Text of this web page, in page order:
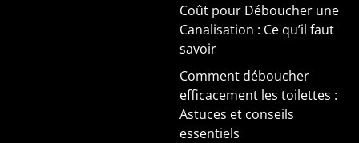
Coût pour Déboucher une
Canalisation : Ce qu’il faut
savoir
Comment déboucher
efficacement les toilettes :
Astuces et conseils
essentiels